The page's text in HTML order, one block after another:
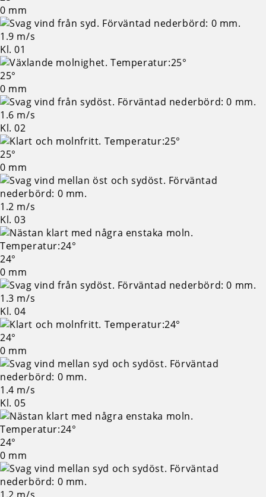
0 mm
1.9 m/s
Kl. 01
25°
0 mm
1.6 m/s
Kl. 02
25°
0 mm
1.2 m/s
Kl. 03
24°
0 mm
1.3 m/s
Kl. 04
24°
0 mm
1.4 m/s
Kl. 05
24°
0 mm